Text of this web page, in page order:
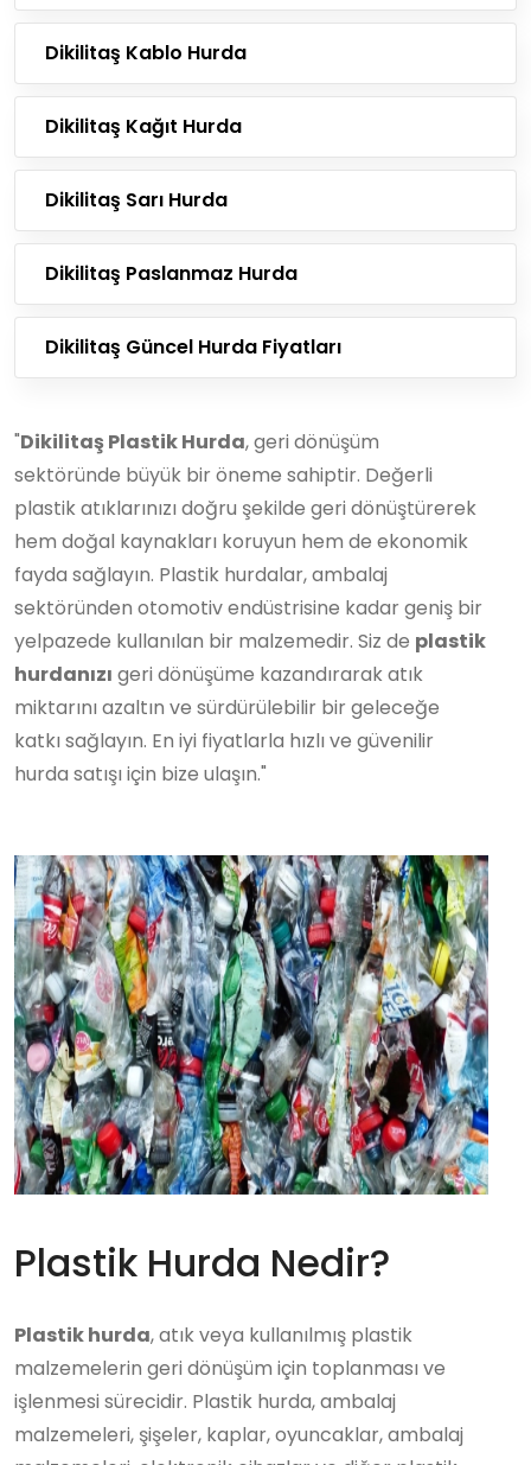
Dikilitaş Kablo Hurda
Dikilitaş Kağıt Hurda
Dikilitaş Sarı Hurda
Dikilitaş Paslanmaz Hurda
Dikilitaş Güncel Hurda Fiyatları
"Dikilitaş Plastik Hurda, geri dönüşüm
sektöründe büyük bir öneme sahiptir. Değerli
plastik atıklarınızı doğru şekilde geri dönüştürerek
hem doğal kaynakları koruyun hem de ekonomik
fayda sağlayın. Plastik hurdalar, ambalaj
sektöründen otomotiv endüstrisine kadar geniş bir
yelpazede kullanılan bir malzemedir. Siz de plastik
hurdanızı geri dönüşüme kazandırarak atık
miktarını azaltın ve sürdürülebilir bir geleceğe
katkı sağlayın. En iyi fiyatlarla hızlı ve güvenilir
hurda satışı için bize ulaşın."
Plastik Hurda Nedir?
Plastik hurda, atık veya kullanılmış plastik
malzemelerin geri dönüşüm için toplanması ve
işlenmesi sürecidir. Plastik hurda, ambalaj
malzemeleri, şişeler, kaplar, oyuncaklar, ambalaj